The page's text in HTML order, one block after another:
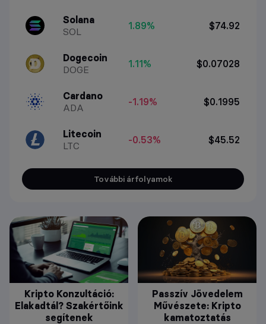
Solana
SOL
1.89% $74.92
Dogecoin
DOGE
1.11% $0.07028
Cardano
ADA
-1.19% $0.1995
Litecoin
LTC
-0.53% $45.52
További árfolyamok
Kripto Konzultáció:
Elakadtál? Szakértőink
segítenek
Passzív Jövedelem
Művészete: Kripto
kamatoztatás